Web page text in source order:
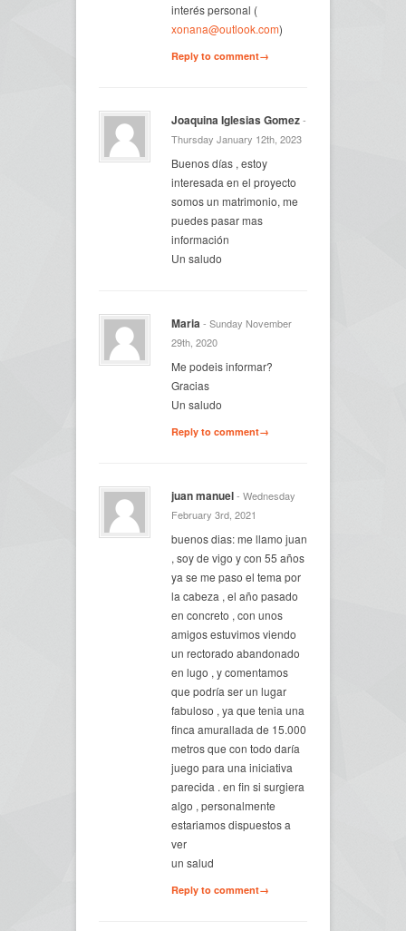
interés personal (
xonana@outlook.com)
Reply to comment→
Joaquina Iglesias Gomez-
Thursday January 12th, 2023
Buenos días , estoy
interesada en el proyecto
somos un matrimonio, me
puedes pasar mas
información
Un saludo
Maria- Sunday November
29th, 2020
Me podeis informar?
Gracias
Un saludo
Reply to comment→
juan manuel- Wednesday
February 3rd, 2021
buenos dias: me llamo juan
, soy de vigo y con 55 años
ya se me paso el tema por
la cabeza , el año pasado
en concreto , con unos
amigos estuvimos viendo
un rectorado abandonado
en lugo , y comentamos
que podría ser un lugar
fabuloso , ya que tenia una
finca amurallada de 15.000
metros que con todo daría
juego para una iniciativa
parecida . en fin si surgiera
algo , personalmente
estariamos dispuestos a
ver
un salud
Reply to comment→